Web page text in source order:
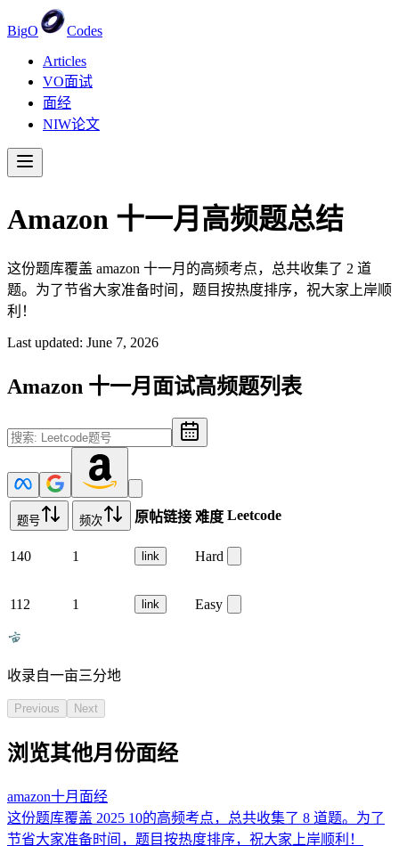
BigO
Codes
Articles
VO面试
面经
NIW论文
Amazon 十一月 高频题总结
这份题库覆盖 amazon 十一月的高频考点，总共收集了 2 道
题。为了节省大家准备时间，题目按热度排序，祝大家上岸顺
利！
Last updated: June 7, 2026
Amazon 十一月 面试高频题列表
题号 频次 原帖链接 难度 Leetcode
140 1 link Hard
112 1 link Easy
收录自一亩三分地
Previous Next
浏览其他月份面经
amazon十月 面经
这份题库覆盖 2025 10的高频考点，总共收集了 8 道题。为了
节省大家准备时间，题目按热度排序，祝大家上岸顺利！